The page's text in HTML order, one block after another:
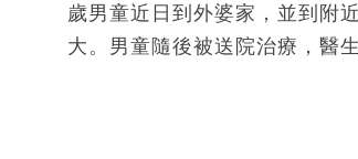
歲男童近日到外婆家，並到附
大。男童隨後被送院治療，醫